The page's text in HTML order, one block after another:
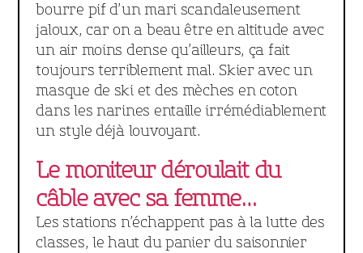
bourre pif d’un mari scandaleusement
jaloux, car on a beau être en altitude avec
un air moins dense qu’ailleurs, ça fait
toujours terriblement mal. Skier avec un
masque de ski et des mèches en coton
dans les narines entaille irrémédiablement
un style déjà louvoyant.
Le moniteur déroulait du
câble avec sa femme…
Les stations n’échappent pas à la lutte des
classes, le haut du panier du saisonnier